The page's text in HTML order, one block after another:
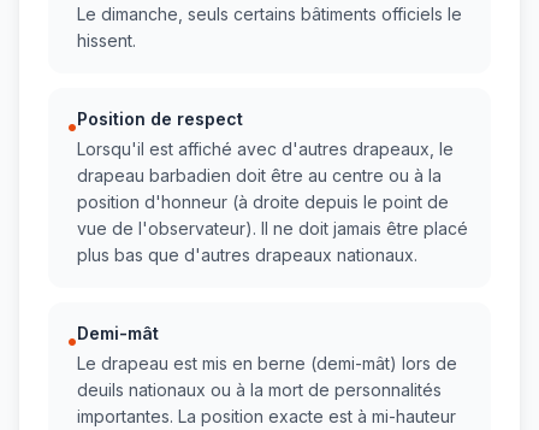
Le dimanche, seuls certains bâtiments officiels le
hissent.
•Position de respect
Lorsqu'il est affiché avec d'autres drapeaux, le
drapeau barbadien doit être au centre ou à la
position d'honneur (à droite depuis le point de
vue de l'observateur). Il ne doit jamais être placé
plus bas que d'autres drapeaux nationaux.
•Demi-mât
Le drapeau est mis en berne (demi-mât) lors de
deuils nationaux ou à la mort de personnalités
importantes. La position exacte est à mi-hauteur